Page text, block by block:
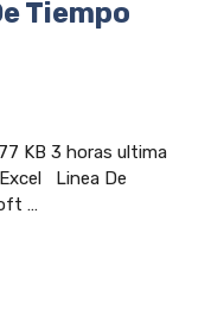
Tiempo
KB 3 horas ultima
Linea De
…